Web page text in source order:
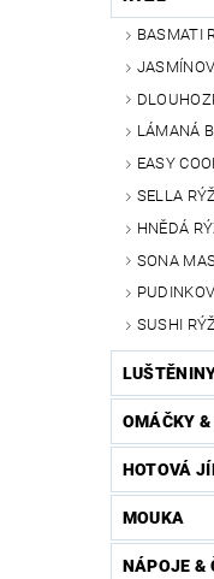
BASMATI
LÁMANÁ
EASY
SELLA
HNĚDÁ
SONA
SUSHI
OMÁČKY
HOTOVÁ
MOUKA
NÁPOJE &